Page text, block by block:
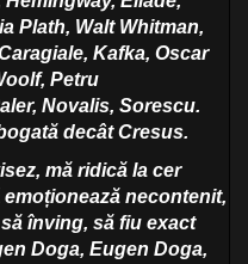
Plath, Walt Whitman,
Kafka, Oscar
Petru
Novalis, Sorescu.
decât Cresus.
mă ridică la cer
necontenit,
înving, să fiu exact
Doga, Eugen Doga,